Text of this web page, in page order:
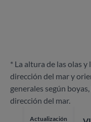
* La altura de las olas
dirección del mar y
generales según
dirección del mar.
Actualización